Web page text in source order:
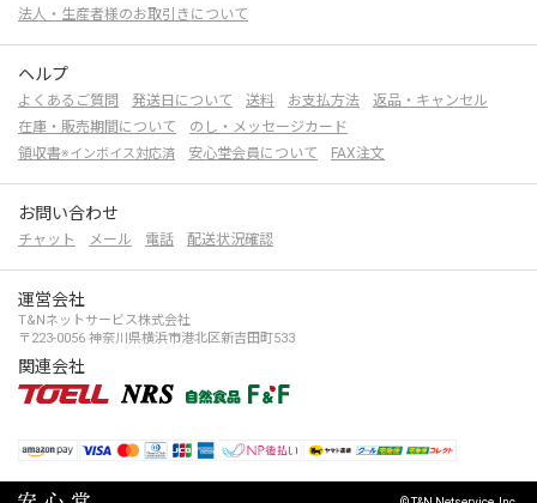
法人・生産者様のお取引きについて
ヘルプ
よくあるご質問 発送日について 送料 お支払方法
返品・キャンセル
在庫・販売期間について
のし・メッセージカード
領収書※インボイス対応済 安心堂会員について FAX注文
お問い合わせ
チャット メール 電話 配送状況確認
運営会社
T&Nネットサービス株式会社
〒223-0056 神奈川県横浜市港北区新吉田町533
関連会社